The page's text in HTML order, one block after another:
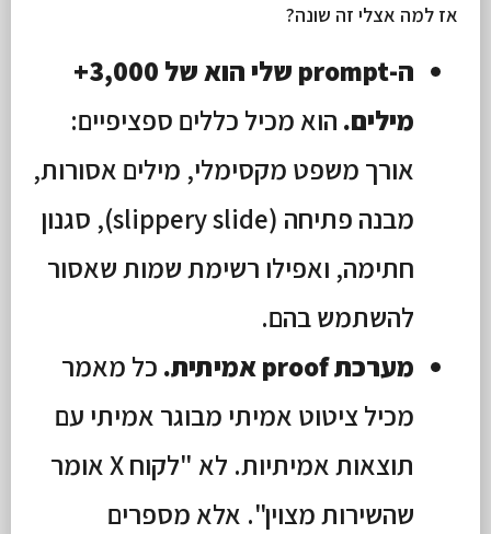
אז למה אצלי זה שונה?
ה-prompt שלי הוא של 3,000+
מילים. הוא מכיל כללים ספציפיים:
אורך משפט מקסימלי, מילים אסורות,
מבנה פתיחה (slippery slide), סגנון
חתימה, ואפילו רשימת שמות שאסור
להשתמש בהם.
מערכת proof אמיתית.
כל מאמר
מכיל ציטוט אמיתי מבוגר אמיתי עם
תוצאות אמיתיות. לא "לקוח X אומר
שהשירות מצוין". אלא מספרים